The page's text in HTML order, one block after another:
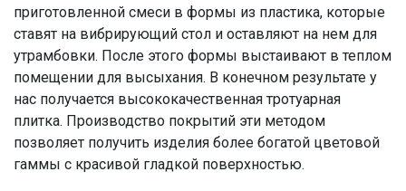
приготовленной смеси в формы из пластика, которые
ставят на вибрирующий стол и оставляют на нем для
утрамбовки. После этого формы выстаивают в теплом
помещении для высыхания. В конечном результате у
нас получается высококачественная тротуарная
плитка. Производство покрытий эти методом
позволяет получить изделия более богатой цветовой
гаммы с красивой гладкой поверхностью.